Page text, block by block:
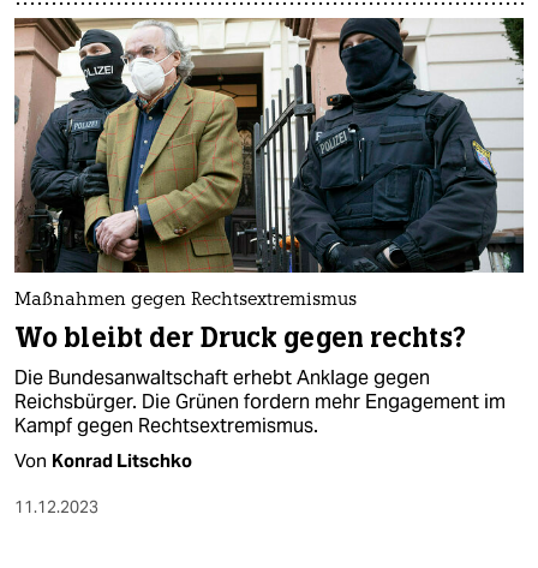
Maßnahmen gegen Rechtsextremismus
Wo bleibt der Druck gegen rechts?
Die Bundesanwaltschaft erhebt Anklage gegen
Reichsbürger. Die Grünen fordern mehr Engagement im
Kampf gegen Rechtsextremismus.
Von Konrad Litschko
11.12.2023